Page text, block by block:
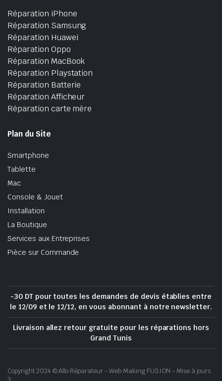
Réparation iPhone
Réparation Samsung
Réparation Huawei
Réparation Oppo
Réparation MacBook
Réparation Playstation
Réparation Batterie
Réparation Afficheur
Réparation carte mère
Plan du Site
Smartphone
Tablette
Mac
Console & Jouet
Installation
La Boutique
Services aux Entreprises
Pièce sur Commande
-30 DT pour toutes les demandes de devis établies entre
le 12/09 et le 12/12, en vous abonnant à notre newsletter.
Livraison allez retour gratuite pour les réparations hors
Grand Tunis
Copyright 2024 © Allo Réparateur - Web Making FUSION - Mise à jours
3